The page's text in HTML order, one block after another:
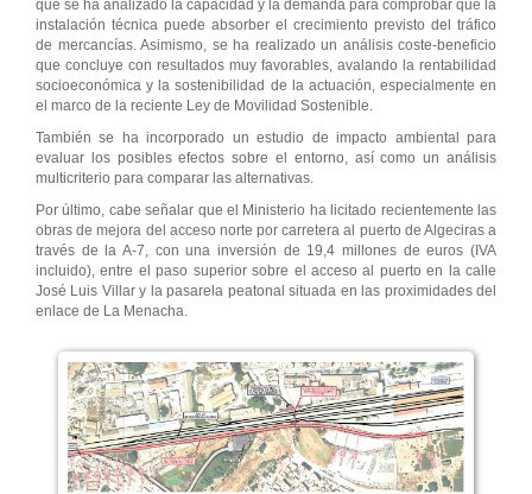
que se ha analizado la capacidad y la demanda para comprobar que la
instalación técnica puede absorber el crecimiento previsto del tráfico
de mercancías. Asimismo, se ha realizado un análisis coste-beneficio
que concluye con resultados muy favorables, avalando la rentabilidad
socioeconómica y la sostenibilidad de la actuación, especialmente en
el marco de la reciente Ley de Movilidad Sostenible.
También se ha incorporado un estudio de impacto ambiental para
evaluar los posibles efectos sobre el entorno, así como un análisis
multicriterio para comparar las alternativas.
Por último, cabe señalar que el Ministerio ha licitado recientemente las
obras de mejora del acceso norte por carretera al puerto de Algeciras a
través de la A-7, con una inversión de 19,4 millones de euros (IVA
incluido), entre el paso superior sobre el acceso al puerto en la calle
José Luis Villar y la pasarela peatonal situada en las proximidades del
enlace de La Menacha.